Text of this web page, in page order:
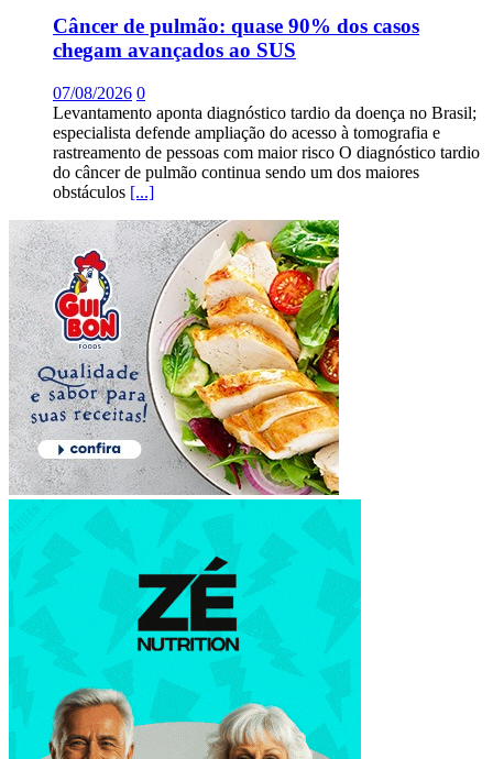
Câncer de pulmão: quase 90% dos casos
chegam avançados ao SUS
07/08/2026 0
Levantamento aponta diagnóstico tardio da doença no Brasil;
especialista defende ampliação do acesso à tomografia e
rastreamento de pessoas com maior risco O diagnóstico tardio
do câncer de pulmão continua sendo um dos maiores
obstáculos [...]